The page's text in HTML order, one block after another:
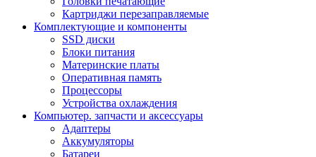
Картриджи перезаправляемые
Комплектующие и компоненты
SSD диски
Блоки питания
Материнские платы
Оперативная память
Процессоры
Устройства охлаждения
Компьютер. запчасти и аксессуары
Адаптеры
Аккумуляторы
Батареи